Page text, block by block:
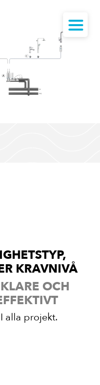
KRAVNIVÅ
OCH
alla projekt.